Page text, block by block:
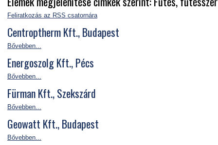
Feliratkozás az RSS csatornára
Centroptherm Kft., Budapest
Bővebben...
Energoszolg Kft., Pécs
Bővebben...
Fürman Kft., Szekszárd
Bővebben...
Geowatt Kft., Budapest
Bővebben...